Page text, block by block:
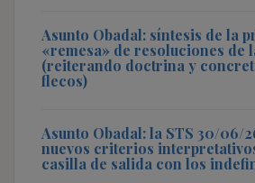
Asunto Obadal: síntesis de la
«remesa» de resoluciones de
(reiterando doctrina y
flecos)
Asunto Obadal: la STS 30/06/
nuevos criterios
casilla de salida con los